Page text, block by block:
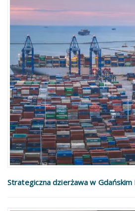
Strategiczna dzierżawa w Gdańskim